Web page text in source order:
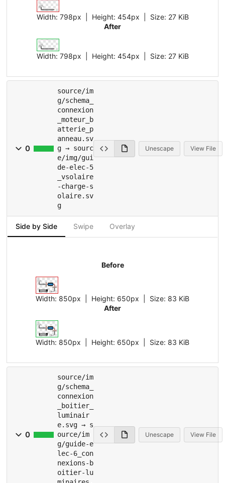
Width: 798px | Height: 454px Size: 27 KiB
After
Width: 798px | Height: 454px Size: 27 KiB
0
source/im
g/schema_
connexion
_moteur_b
atterie_p
anneau.sv
g → sourc
e/img/gui
de-elec-5
_vsolaire
-charge-s
olaire.sv
g
Unescape View File
Side by Side Swipe Overlay
Before
Width: 850px | Height: 650px Size: 83 KiB
After
Width: 850px | Height: 650px Size: 83 KiB
0
source/im
g/schema_
connexion
_boitier_
luminair
e.svg → s
ource/im
g/guide-e
lec-6_con
nexions-b
oitier-lu
Unescape View File